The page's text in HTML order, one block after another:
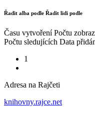
Řadit alba podle Řadit lidi podle
Času vytvoření Počtu
Počtu sledujících Data
1
Adresa na Rajčeti
knihovny.rajce.net